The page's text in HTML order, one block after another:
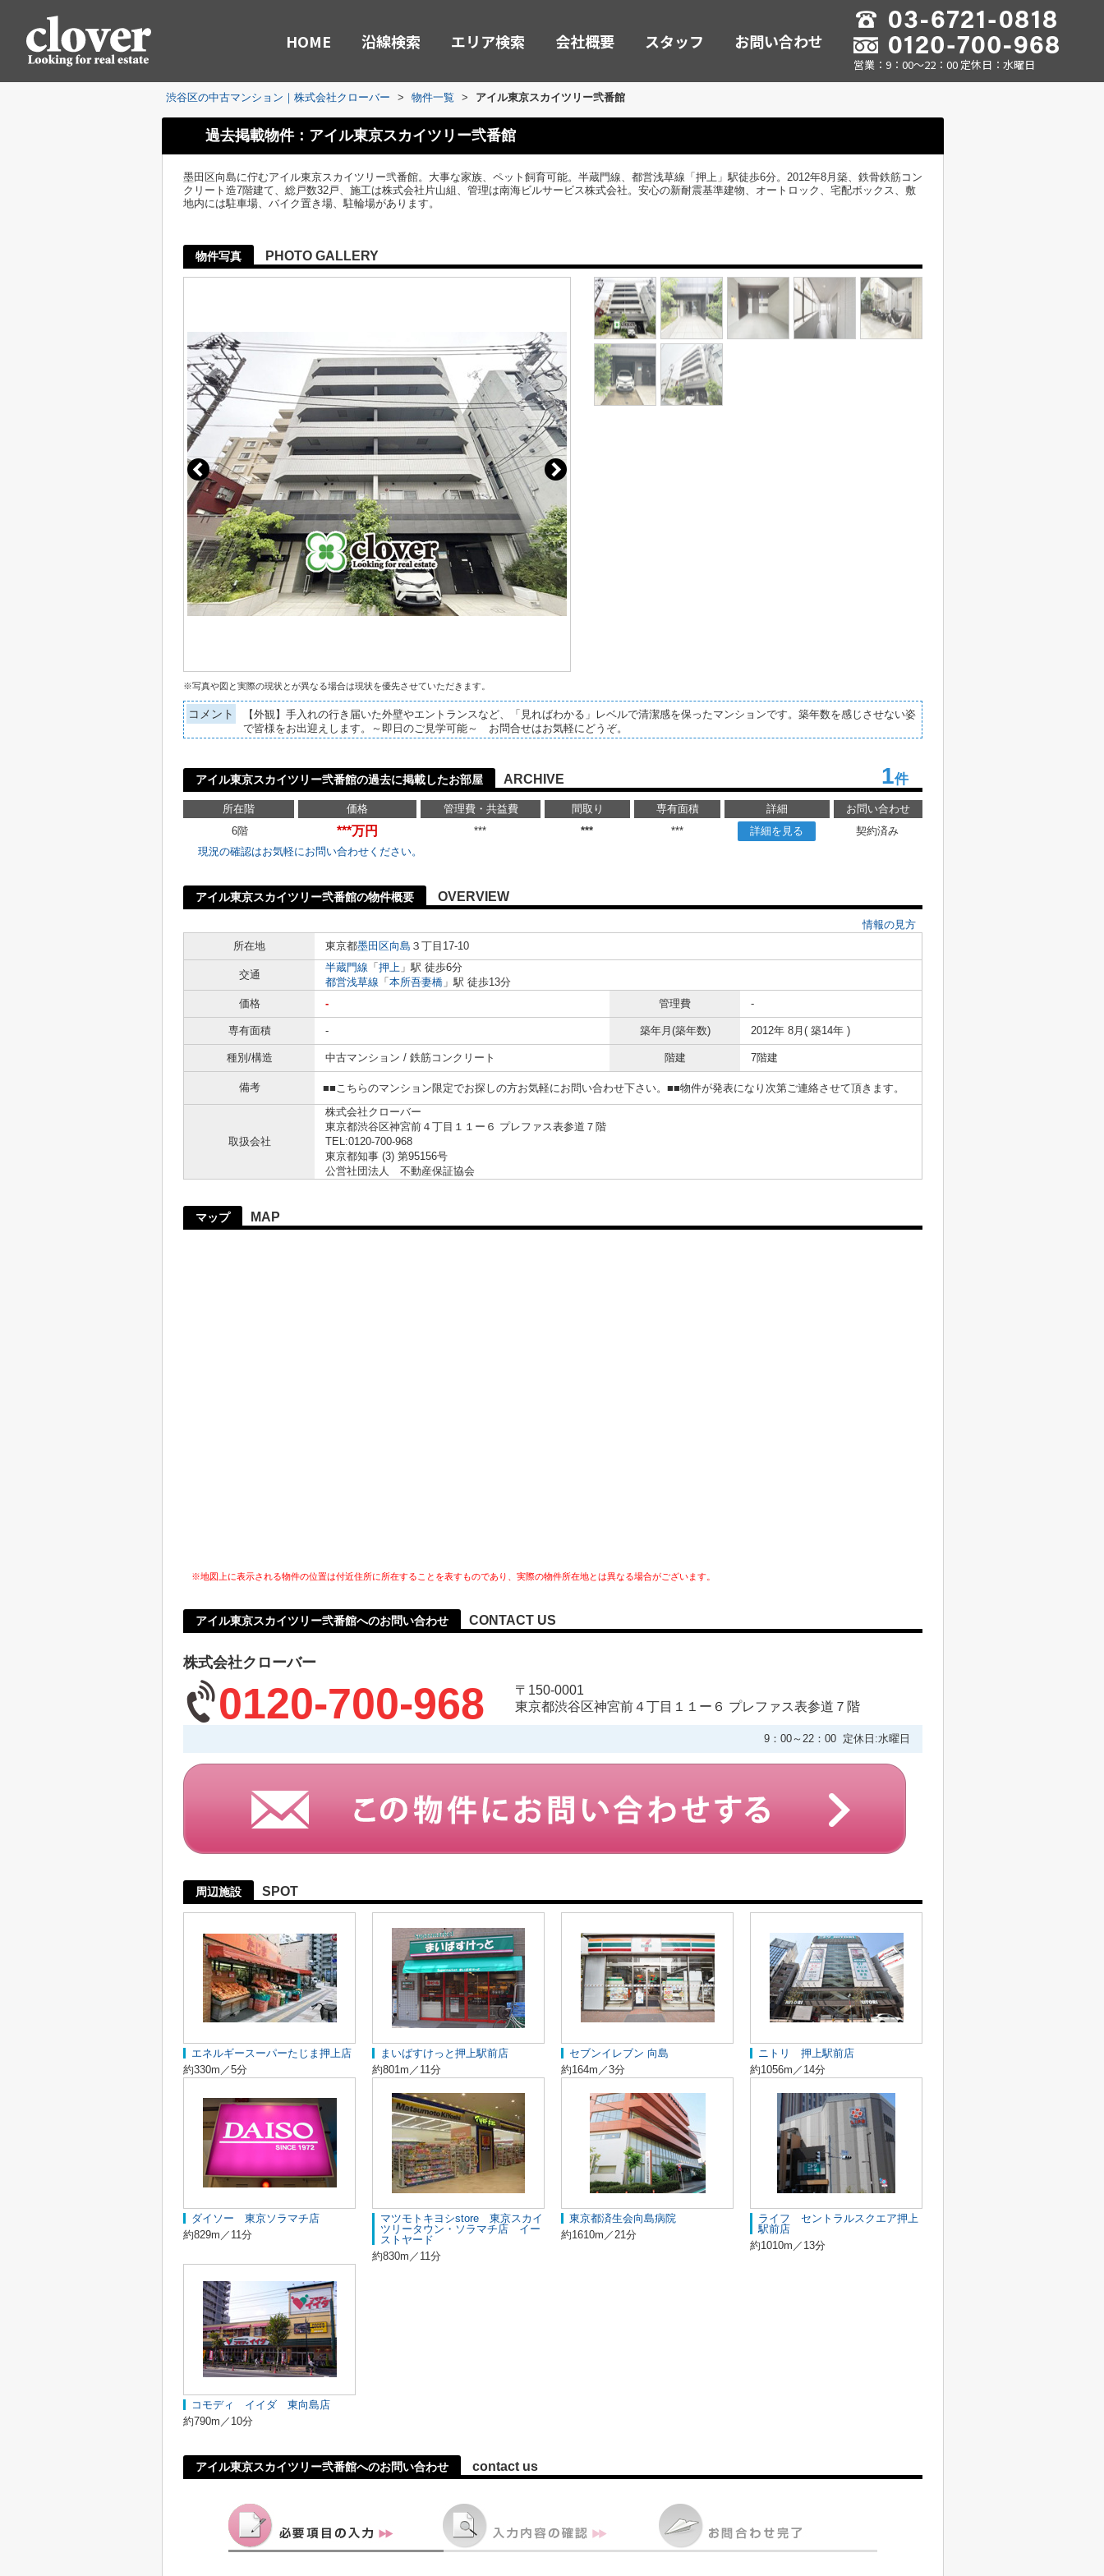
HOME 沿線検索 エリア検索 会社概要 スタッフ お問い合わせ
営業：9：00～22：00 定休日：水曜日
渋谷区の中古マンション｜株式会社クローバー > 物件一覧 > アイル東京スカイツリー弐番館
過去掲載物件：アイル東京スカイツリー弐番館
墨田区向島に佇むアイル東京スカイツリー弐番館。大事な家族、ペット飼育可能。半蔵門線、都営浅草線「押上」駅徒歩6分。2012年8月築、鉄骨鉄筋コン
クリート造7階建て、総戸数32戸、施工は株式会社片山組、管理は南海ビルサービス株式会社。安心の新耐震基準建物、オートロック、宅配ボックス、敷
地内には駐車場、バイク置き場、駐輪場があります。
物件写真 PHOTO GALLERY
※写真や図と実際の現状とが異なる場合は現状を優先させていただきます。
コメント
【外観】手入れの行き届いた外壁やエントランスなど、「見ればわかる」レベルで清潔感を保ったマンションです。築年数を感じさせない姿
で皆様をお出迎えします。～即日のご見学可能～ お問合せはお気軽にどうぞ。
アイル東京スカイツリー弐番館の過去に掲載したお部屋 ARCHIVE 1件
所在階 価格 管理費・共益費 間取り 専有面積 詳細
お問い合わせ
6階
***万円 *** *** *** 詳細を見る
契約済み
現況の確認はお気軽にお問い合わせください。
アイル東京スカイツリー弐番館の物件概要 OVERVIEW
情報の見方
所在地
東京都墨田区向島 ３丁目17-10
交通
半蔵門線 「 押上 」駅 徒歩6分
都営浅草線 「 本所吾妻橋 」駅 徒歩13分
価格
- 管理費 -
専有面積 - 築年月(築年数) 2012年 8月( 築14年 )
種別/構造 中古マンション / 鉄筋コンクリート 階建 7階建
備考 ■■こちらのマンション限定でお探しの方お気軽にお問い合わせ下さい。■■物件が発表になり次第ご連絡させて頂きます。
取扱会社
株式会社クローバー
東京都渋谷区神宮前４丁目１１ー６ プレファス表参道７階
TEL:0120-700-968
東京都知事 (3) 第95156号
公営社団法人 不動産保証協会
マップ MAP
※地図上に表示される物件の位置は付近住所に所在することを表すものであり、実際の物件所在地とは異なる場合がございます。
アイル東京スカイツリー弐番館へのお問い合わせ CONTACT US
株式会社クローバー
0120-700-968
〒150-0001
東京都渋谷区神宮前４丁目１１ー６ プレファス表参道７階
9：00～22：00 定休日:水曜日
周辺施設 SPOT
エネルギースーパーたじま押上店
約330m／5分
まいばすけっと押上駅前店
約801m／11分
セブンイレブン 向島
約164m／3分
ニトリ 押上駅前店
約1056m／14分
ダイソー 東京ソラマチ店
約829m／11分
マツモトキヨシstore 東京スカイ
ツリータウン・ソラマチ店 イー
ストヤード
約830m／11分
東京都済生会向島病院
約1610m／21分
ライフ セントラルスクエア押上
駅前店
約1010m／13分
コモディ イイダ 東向島店
約790m／10分
アイル東京スカイツリー弐番館へのお問い合わせ contact us